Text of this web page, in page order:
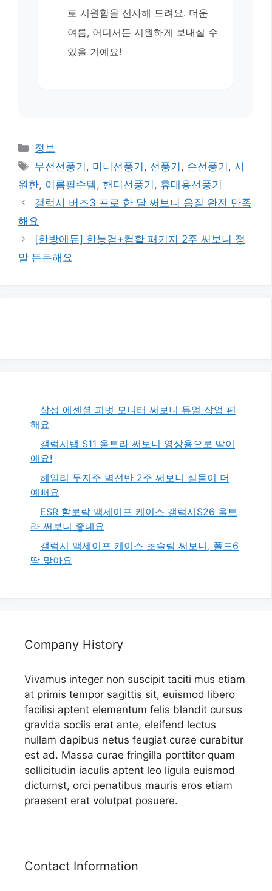
로 시원함을 선사해 드려요. 더운
여름, 어디서든 시원하게 보내실 수
있을 거예요!
카
테
리
정보
태
그
무선선풍기 , 미니선풍기 , 선풍기 , 손선풍기 ,시
원한, 여름필수템, 핸디선풍기 , 휴대용선풍기
갤럭시 버즈3 프로 한 달 써보니 음질 완전 만족
해요
[한방에듀] 한능검+컴활 패키지 2주 써보니 정
말 든든해요
삼성 에센셜 피벗 모니터 써보니 듀얼 작업 편
해요
갤럭시탭 S11 울트라 써보니 영상용으로 딱이
에요!
헤일리 무지주 벽선반 2주 써보니 실물이 더
예뻐요
ESR 할로락 맥세이프 케이스 갤럭시S26 울트
라 써보니 좋네요
갤럭시 맥세이프 케이스 초슬림 써보니, 폴드6
딱 맞아요
Company History
Vivamus integer non suscipit taciti mus etiam
at primis tempor sagittis sit, euismod libero
facilisi aptent elementum felis blandit cursus
gravida sociis erat ante, eleifend lectus
nullam dapibus netus feugiat curae curabitur
est ad. Massa curae fringilla porttitor quam
sollicitudin iaculis aptent leo ligula euismod
dictumst, orci penatibus mauris eros etiam
praesent erat volutpat posuere.
Contact Information